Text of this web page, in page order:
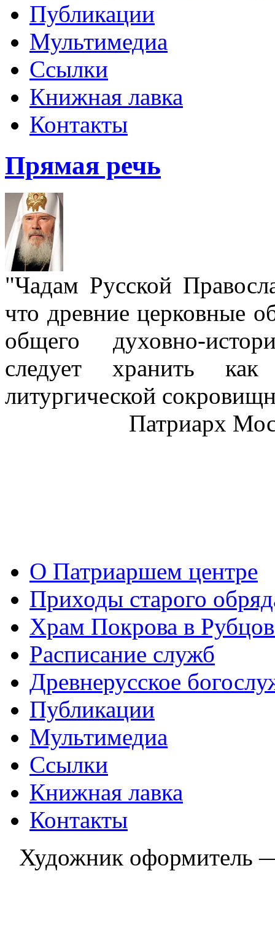
Публикации
Мультимедиа
Ссылки
Книжная лавка
Контакты
Прямая речь
"Чадам Русской
что древние церковные
общего духовно-
следует хранить
литургической
Патриарх
О Патриаршем центре
Приходы старого
Храм Покрова в
Расписание служб
Древнерусское
Публикации
Мультимедиа
Ссылки
Книжная лавка
Контакты
Художник оформитель